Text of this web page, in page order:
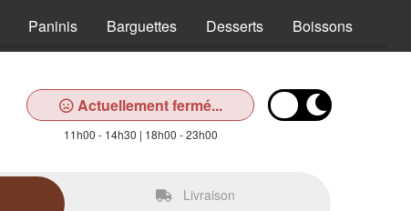
Paninis Barguettes Desserts Boissons
Actuellement fermé...
11h00 - 14h30 | 18h00 - 23h00
Livraison